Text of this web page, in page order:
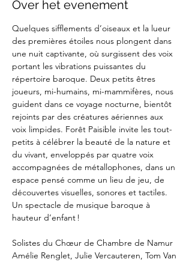
Over het evenement
Quelques sifflements d’oiseaux et la lueur
des premières étoiles nous plongent dans
une nuit captivante, où surgissent des voix
portant les vibrations puissantes du
répertoire baroque. Deux petits êtres
joueurs, mi-humains, mi-mammifères, nous
guident dans ce voyage nocturne, bientôt
rejoints par des créatures aériennes aux
voix limpides. Forêt Paisible invite les tout-
petits à célébrer la beauté de la nature et
du vivant, enveloppés par quatre voix
accompagnées de métallophones, dans un
espace pensé comme un lieu de jeu, de
découvertes visuelles, sonores et tactiles.
Un spectacle de musique baroque à
hauteur d’enfant !
Solistes du Chœur de Chambre de Namur
Amélie Renglet, Julie Vercauteren, Tom Van